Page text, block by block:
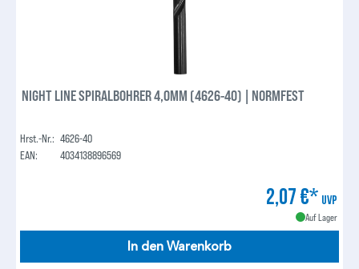
NIGHT LINE SPIRALBOHRER 4,0MM (4626-40) | NORMFEST
Hrst.-Nr.: 4626-40
EAN:
4034138896569
2,07 €* UVP
Auf Lager
In den Warenkorb